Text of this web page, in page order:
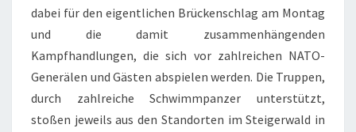
dabei für den eigentlichen Brückenschlag am Montag
und die damit zusammenhängenden
Kampfhandlungen, die sich vor zahlreichen NATO-
Generälen und Gästen abspielen werden. Die Truppen,
durch zahlreiche Schwimmpanzer unterstützt,
stoßen jeweils aus den Standorten im Steigerwald in